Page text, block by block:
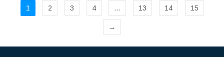
1 2 3 4 … 13 14 15
→